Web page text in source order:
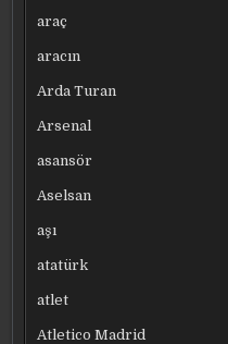
araç
aracın
Arda Turan
Arsenal
asansör
Aselsan
aşı
atatürk
atlet
Atletico Madrid